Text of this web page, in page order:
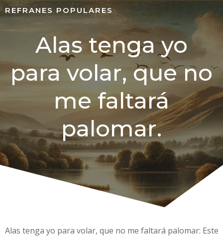
REFRANES POPULARES
Alas tenga yo
para volar, que no
me faltará
palomar.
Alas tenga yo para volar, que no me faltará palomar: Este